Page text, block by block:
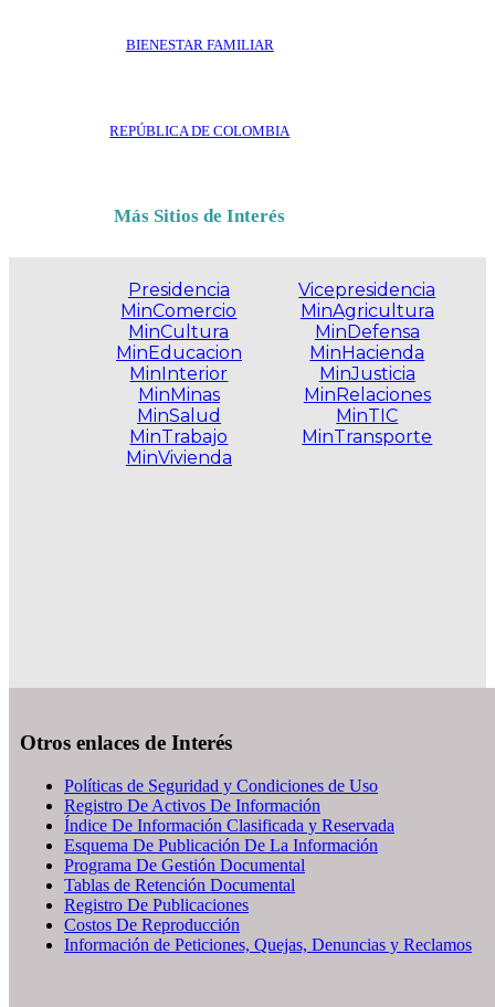
BIENESTAR FAMILIAR
REPÚBLICA DE COLOMBIA
Más Sitios de Interés
Presidencia
MinComercio
MinCultura
MinEducacion
MinInterior
MinMinas
MinSalud
MinTrabajo
MinVivienda
Vicepresidencia
MinAgricultura
MinDefensa
MinHacienda
MinJusticia
MinRelaciones
MinTIC
MinTransporte
Otros enlaces de Interés
Políticas de Seguridad y Condiciones de Uso
Registro De Activos De Información
Índice De Información Clasificada y Reservada
Esquema De Publicación De La Información
Programa De Gestión Documental
Tablas de Retención Documental
Registro De Publicaciones
Costos De Reproducción
Información de Peticiones, Quejas, Denuncias y Reclamos